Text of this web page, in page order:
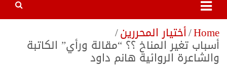
Home أختيار المحررين
أسباب تغير المناخ ؟؟ “مقالة ورأي” الكاتبة
والشاعرة الروائية هانم داود